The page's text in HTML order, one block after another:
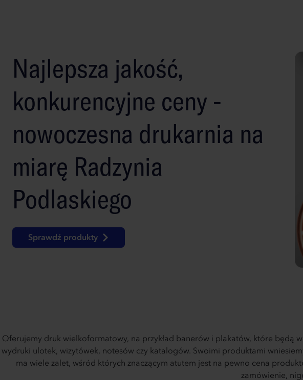
Najlepsza jakość,
konkurencyjne ceny -
nowoczesna drukarnia na
miarę Radzynia
Podlaskiego
Sprawdź produkty
Oferujemy druk wielkoformatowy, na przykład banerów i plakatów, które będą
wydruki ulotek, wizytówek, notesów czy katalogów. Swoimi produktami
ma wiele zalet, wśród których znaczącym atutem jest na pewno cena
zamówienie,